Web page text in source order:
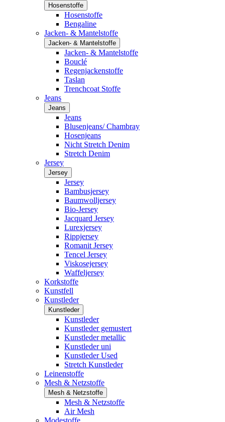
Hosenstoffe
Hosenstoffe
Bengaline
Jacken- & Mantelstoffe
Jacken- & Mantelstoffe
Jacken- & Mantelstoffe
Bouclé
Regenjackenstoffe
Taslan
Trenchcoat Stoffe
Jeans
Jeans
Jeans
Blusenjeans/ Chambray
Hosenjeans
Nicht Stretch Denim
Stretch Denim
Jersey
Jersey
Jersey
Bambusjersey
Baumwolljersey
Bio-Jersey
Jacquard Jersey
Lurexjersey
Rippjersey
Romanit Jersey
Tencel Jersey
Viskosejersey
Waffeljersey
Korkstoffe
Kunstfell
Kunstleder
Kunstleder
Kunstleder
Kunstleder gemustert
Kunstleder metallic
Kunstleder uni
Kunstleder Used
Stretch Kunstleder
Leinenstoffe
Mesh & Netzstoffe
Mesh & Netzstoffe
Mesh & Netzstoffe
Air Mesh
Modestoffe